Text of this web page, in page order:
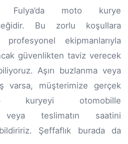
Fulya’da moto kurye
Bu zorlu koşullara
ekipmanlarıyla
güvenlikten taviz verecek
Aşırı buzlanma veya
varsa, müşterimize gerçek
kuryeyi otomobille
veya teslimatın saatini
Şeffaflık burada da